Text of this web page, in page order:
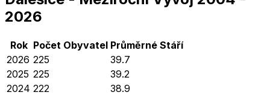
2026
Rok Počet Obyvatel Průměrné Stáří
2026 225
39.7
2025 225
39.2
2024 222
38.9